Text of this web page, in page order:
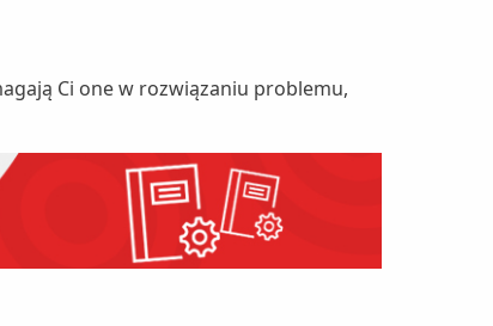
Ci one w rozwiązaniu problemu,